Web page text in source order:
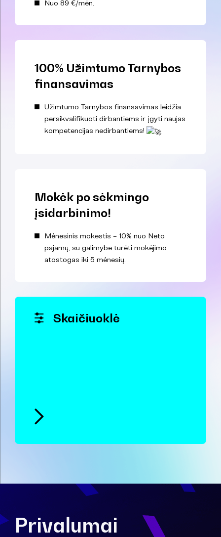
Nuo 89 €/mėn.
100% Užimtumo Tarnybos
finansavimas
Užimtumo Tarnybos finansavimas leidžia
persikvalifikuoti dirbantiems ir įgyti naujas
kompetencijas nedirbantiems!
Mokėk po sėkmingo
įsidarbinimo!
Mėnesinis mokestis – 10% nuo Neto
pajamų, su galimybe turėti mokėjimo
atostogas iki 5 mėnesių.
Skaičiuoklė
Privalumai